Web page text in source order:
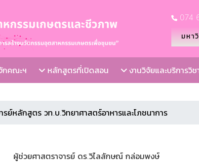
074
มหา
กคณะฯ หลักสูตรที่เปิดสอน งานวิจัยและบริการวิช
รย์หลักสูตร วท.บ.วิทยาศาสตร์อาหารและโภชนาการ
ผู้ช่วยศาสตราจารย์ ดร.วิไลลักษณ์ กล่อมพงษ์